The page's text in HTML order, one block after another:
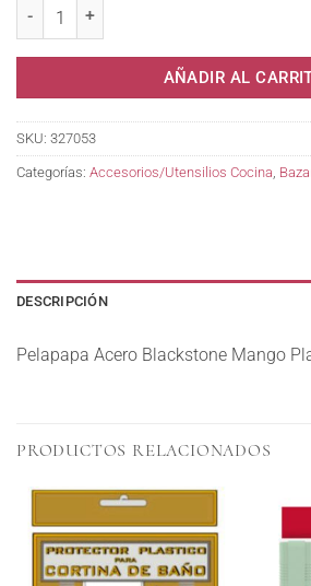
AÑADIR AL
SKU: 327053
Categorías: Accesorios/Utensilios Cocina
DESCRIPCIÓN
Pelapapa Acero Blackstone Mango
PRODUCTOS RELACIONADOS